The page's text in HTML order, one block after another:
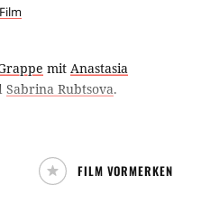
mit Anastasia
Sabrina Rubtsova.
FILM VORMERKEN